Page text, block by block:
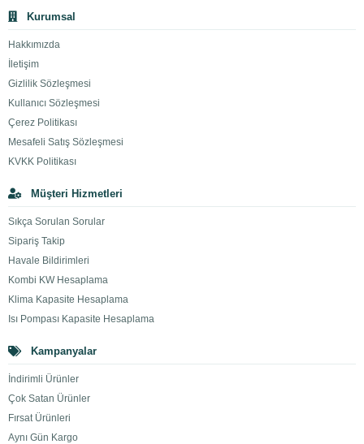
Kurumsal
Hakkımızda
İletişim
Gizlilik Sözleşmesi
Kullanıcı Sözleşmesi
Çerez Politikası
Mesafeli Satış Sözleşmesi
KVKK Politikası
Müşteri Hizmetleri
Sıkça Sorulan Sorular
Sipariş Takip
Havale Bildirimleri
Kombi KW Hesaplama
Klima Kapasite Hesaplama
Isı Pompası Kapasite Hesaplama
Kampanyalar
İndirimli Ürünler
Çok Satan Ürünler
Fırsat Ürünleri
Aynı Gün Kargo